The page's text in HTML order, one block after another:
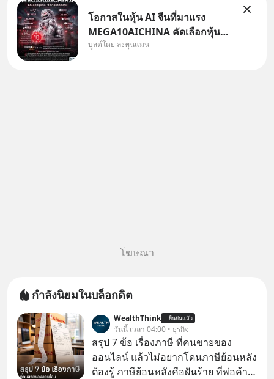
โอกาสในหุ้น AI จีนที่มาแรง
MEGA10AICHINA คัดเลือกหุ้น
ใหม่ 9 ตัว เข้ากองทุน.. ครอบคลุม
บูสต์โดย ลงทุนแมน
โฆษณา
กำลังนิยมในบล็อกดิต
WealthThink ยืนยันแล้ว
วันนี้ เวลา 04:00 • ธุรกิจ
สรุป 7 ข้อ เรื่องภาษี ที่คนขายของ
ออนไลน์ แล้วไม่อยากโดนภาษีย้อนหลัง
ต้องรู้ ภาษีย้อนหลังคือฝันร้าย ที่พ่อค้า